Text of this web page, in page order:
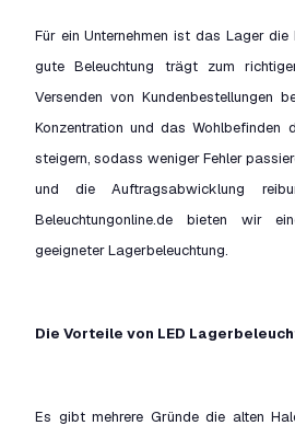
Für ein Unternehmen ist das Lager
gute Beleuchtung trägt zum
Versenden von Kundenbestellungen
Konzentration und das Wohlbefinden
steigern, sodass weniger Fehler
und die Auftragsabwicklung
Beleuchtungonline.de bieten wir
geeigneter Lagerbeleuchtung.
Die Vorteile von LED
Es gibt mehrere Gründe die alten